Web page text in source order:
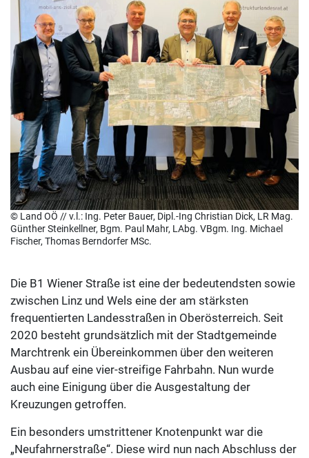
© Land OÖ // v.l.: Ing. Peter Bauer, Dipl.-Ing Christian Dick, LR Mag.
Günther Steinkellner, Bgm. Paul Mahr, LAbg. VBgm. Ing. Michael
Fischer, Thomas Berndorfer MSc.
Die B1 Wiener Straße ist eine der bedeutendsten sowie
zwischen Linz und Wels eine der am stärksten
frequentierten Landesstraßen in Oberösterreich. Seit
2020 besteht grundsätzlich mit der Stadtgemeinde
Marchtrenk ein Übereinkommen über den weiteren
Ausbau auf eine vier-streifige Fahrbahn. Nun wurde
auch eine Einigung über die Ausgestaltung der
Kreuzungen getroffen.
Ein besonders umstrittener Knotenpunkt war die
„Neufahrnerstraße“. Diese wird nun nach Abschluss der